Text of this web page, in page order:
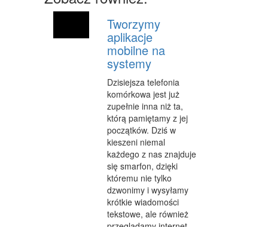
NARZĘDZIA
PRZEMYSŁ METALOWY
PRZEWÓZ
TRANSPORT
CZĘŚCI SAMOCHODOWE
WYNAJEM
USŁUGI MOTORYZACYJNE
SALONY, KOMISY
PUBLIC RELATIONS
Tworzymy
aplikacje
mobilne na
systemy
Dzisiejsza telefonia
komórkowa jest już
zupełnie inna niż ta,
którą pamiętamy z jej
początków. Dziś w
kieszeni niemal
każdego z nas znajduje
się smarfon, dzięki
któremu nie tylko
dzwonimy i wysyłamy
krótkie wiadomości
tekstowe, ale również